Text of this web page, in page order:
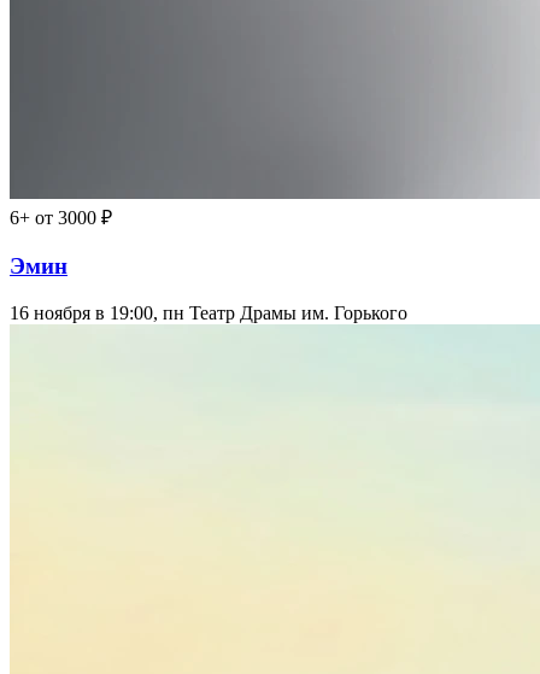
6+ от 3000 ₽
Эмин
16 ноября в 19:00, пн Театр Драмы им. Горького